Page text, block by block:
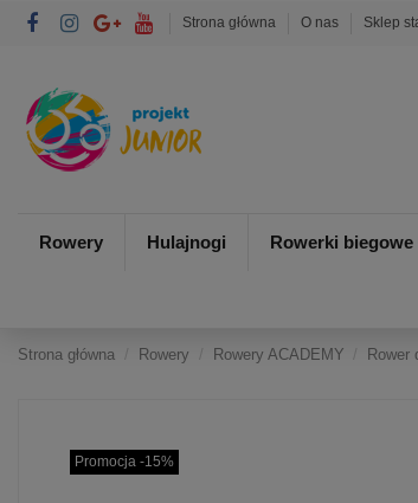
Strona główna O nas Sklep
Rowery Hulajnogi Rowerki biegowe
Strona główna Rowery Rowery ACADEMY Rower
Promocja -15%